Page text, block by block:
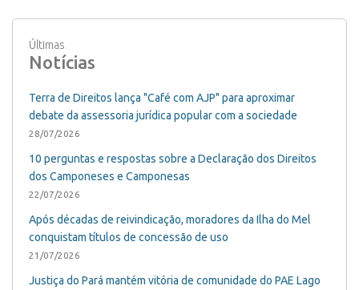
Últimas
Notícias
Terra de Direitos lança "Café com AJP" para aproximar
debate da assessoria jurídica popular com a sociedade
28/07/2026
10 perguntas e respostas sobre a Declaração dos Direitos
dos Camponeses e Camponesas
22/07/2026
Após décadas de reivindicação, moradores da Ilha do Mel
conquistam títulos de concessão de uso
21/07/2026
Justiça do Pará mantém vitória de comunidade do PAE Lago